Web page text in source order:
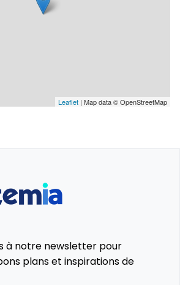
Leaflet | Map data © OpenStreetMap
à notre newsletter pour
plans et inspirations de